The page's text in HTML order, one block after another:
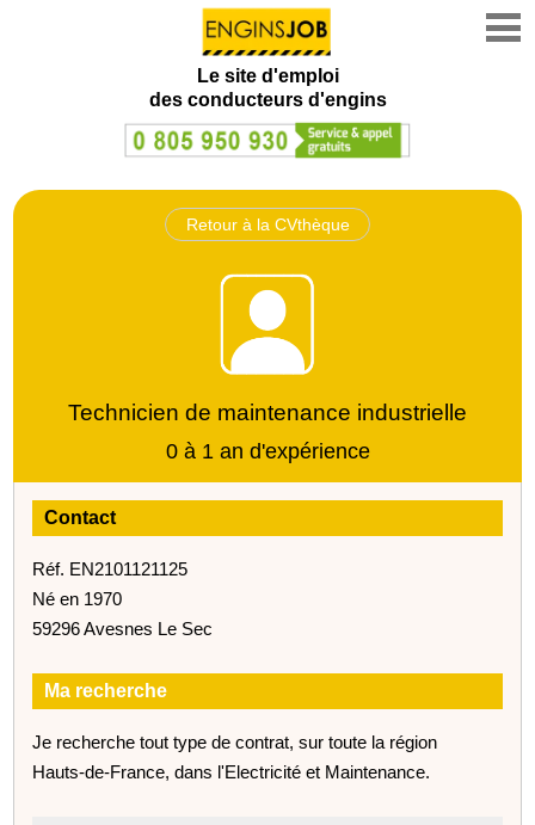
Le site d'emploi
des conducteurs d'engins
Retour à la CVthèque
Technicien de maintenance industrielle
0 à 1 an d'expérience
Contact
Réf. EN2101121125
Né en 1970
59296 Avesnes Le Sec
Ma recherche
Je recherche tout type de contrat, sur toute la région
Hauts-de-France, dans l'Electricité et Maintenance.